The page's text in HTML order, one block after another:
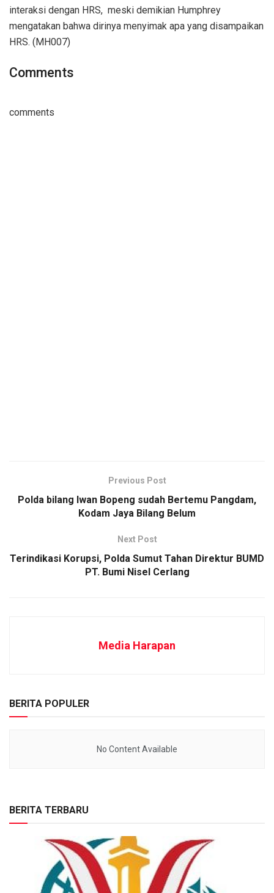
interaksi dengan HRS, meski demikian Humphrey
mengatakan bahwa dirinya menyimak apa yang disampaikan
HRS. (MH007)
Comments
comments
Previous Post
Polda bilang Iwan Bopeng sudah Bertemu Pangdam,
Kodam Jaya Bilang Belum
Next Post
Terindikasi Korupsi, Polda Sumut Tahan Direktur BUMD
PT. Bumi Nisel Cerlang
Media Harapan
BERITA POPULER
No Content Available
BERITA TERBARU